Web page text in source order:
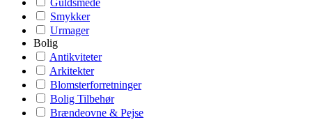
Guldsmede
Smykker
Urmager
Bolig
Antikviteter
Arkitekter
Blomsterforretninger
Bolig Tilbehør
Brændeovne & Pejse